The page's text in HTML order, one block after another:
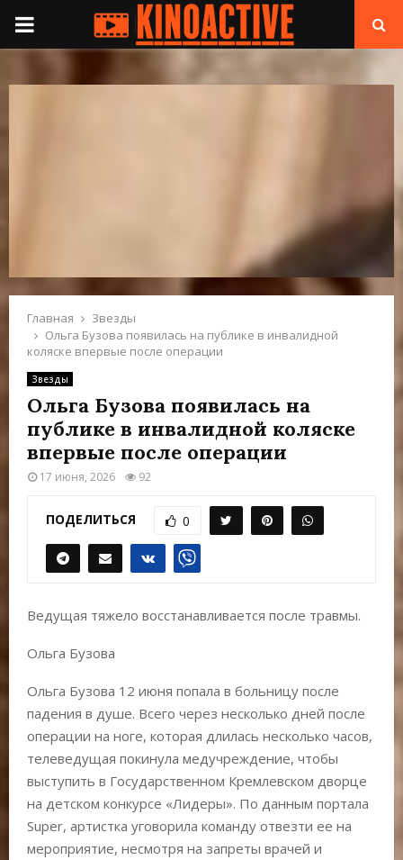
П
Н
О
М
Ю
Главная
Звезды
Ольга Бузова появилась на публике в инвалидной
коляске впервые после операции
Звезды
Ольга Бузова появилась на
публике в инвалидной коляске
впервые после операции
17 июня, 2026 92
ПОДЕЛИТЬСЯ 0
Ведущая тяжело восстанавливается после травмы.
Ольга Бузова
Ольга Бузова 12 июня попала в больницу после
падения в душе. Всего через несколько дней после
операции на ноге, которая длилась несколько часов,
телеведущая покинула медучреждение, чтобы
выступить в Государственном Кремлевском дворце
на детском конкурсе «Лидеры». По данным портала
Super, артистка уговорила команду отвезти ее на
мероприятие, несмотря на запреты врачей и